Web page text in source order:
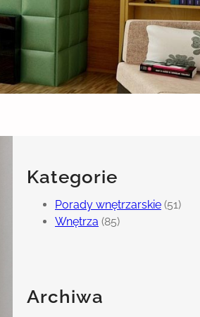
Kategorie
Porady wnętrzarskie (51)
Wnętrza (85)
Archiwa